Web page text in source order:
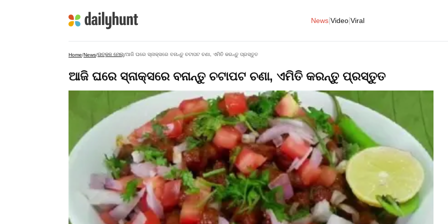
News Video Viral
Home/News/ଉତ୍କଳ ମେଲ୍/ଆଜି ଘରେ ସ୍ନାକ୍ସରେ ବନାନ୍ତୁ ଚଟାପଟ ଚଣା, ଏମିତି କରନ୍ତୁ ପ୍ରସ୍ତୁତ
ଆଜି ଘରେ ସ୍ନାକ୍ସରେ ବନାନ୍ତୁ ଚଟାପଟ ଚଣା, ଏମିତି କରନ୍ତୁ ପ୍ରସ୍ତୁତ